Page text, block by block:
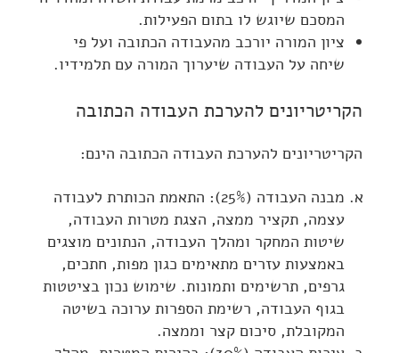
המסכם שיוגש לו בתום הפעילות.
ציון המורה יורכב מהעבודה הכתובה ועל פי
שיחה על העבודה שיערוך המורה עם תלמידיו.
הקריטריונים להערכת העבודה הכתובה
הקריטריונים להערכת העבודה הכתובה הינם:
מבנה העבודה (25%): התאמת הכותרת לעבודה
עצמה, תקציר ממצה, הצגת מטרות העבודה,
שיטות המחקר ומהלך העבודה, הנתונים מוצגים
באמצעות עזרים מתאימים כגון מפות, חתכים,
גרפים, תרשימים ותמונות. שימוש נכון בציטטות
בגוף העבודה, רשימת הספרות ערוכה בשיטה
המקובלת, סיכום קצר וממצה.